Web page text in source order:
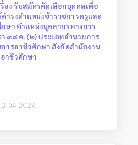
อง รับสมัครคัดเลือกบุคคลเพื่อ
ำรงตำแหน่งข้าราชการครูและ
ษา ตำแหน่งบุคลากรทางการ
๓๘ ค. (๒) ประเภทอำนวยการ
ารอาชีวศึกษา สังกัดสำนักงาน
าชีวศึกษา
04-2026